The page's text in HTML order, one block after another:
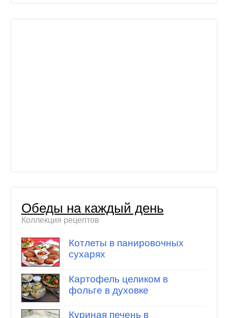
Обеды на каждый день
Коллекция рецептов
Котлеты в панировочных
сухарях
Картофель целиком в
фольге в духовке
Куриная печень в